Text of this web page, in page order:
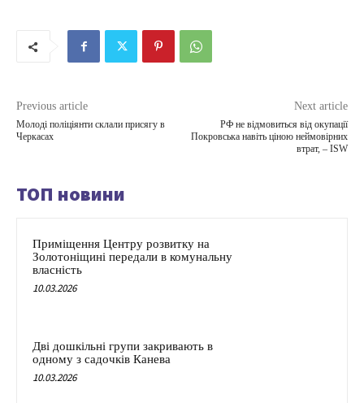
Previous article
Молоді поліціянти склали присягу в
Черкасах
Next article
РФ не відмовиться від окупації
Покровська навіть ціною неймовірних
втрат, – ISW
ТОП новини
Приміщення Центру розвитку на
Золотоніщині передали в комунальну
власність
10.03.2026
Дві дошкільні групи закривають в
одному з садочків Канева
10.03.2026